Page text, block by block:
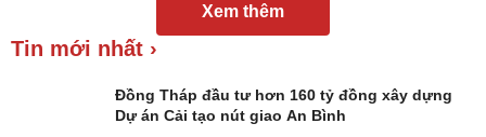
Tình yêu - Gia đình
Sân khấu - Điện ảnh
Di sản
Xem thêm
Tin mới nhất ›
Đồng Tháp đầu tư hơn 160 tỷ đồng xây dựng
Dự án Cải tạo nút giao An Bình